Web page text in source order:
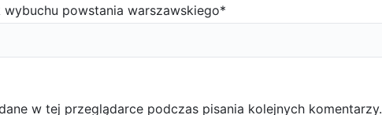
wybuchu powstania warszawskiego*
w tej przeglądarce podczas pisania kolejnych komentarzy.